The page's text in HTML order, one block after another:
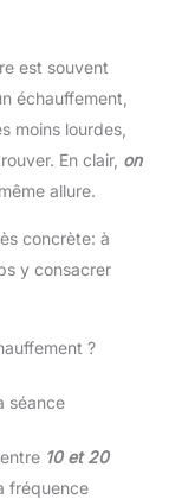
est souvent
échauffement,
moins lourdes,
En clair, on
allure.
concrète: à
y consacrer
?
séance
10 et 20
fréquence